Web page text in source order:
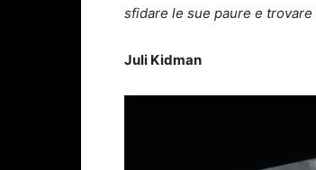
sfidare le sue paure e
Juli Kidman